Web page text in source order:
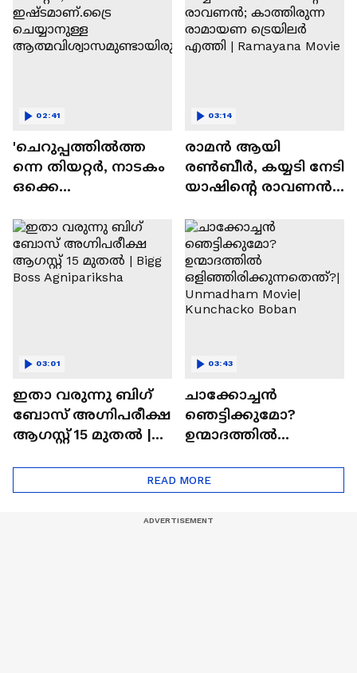
'ചെറുപ്പത്തിൽത്ത
ന്നെ തിയറ്റർ, നാടകം
ഒക്കെ
ചെയ്യാനുള്ള
ആത്മവിശ്വാസമുണ്ടാ
യിരുന്നില്ല'
02:41
രാമന്‍ ആയി
രൺബീർ, കയ്യടി നേടി
യാഷിന്റെ രാവണൻ;
രാമായണ ട്രെയിലർ
എത്തി | Ramayana
Movie
03:14
ഇതാ വരുന്നു ബിഗ്
ബോസ് അഗ്നിപരീക്ഷ
ആഗസ്റ്റ് 15 മുതൽ |
03:01
ചാക്കോച്ചന്‍
ഞെട്ടിക്കുമോ?
ഉന്മാദത്തിൽ
ന്ത്?| Unmadham
Movie| Kunchacko
03:43
READ MORE